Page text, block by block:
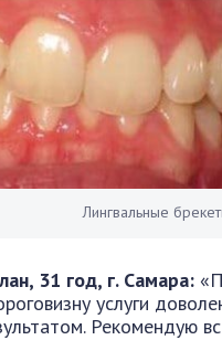
Лингвальные
31 год, г. Самара:
услуги
Рекомендую